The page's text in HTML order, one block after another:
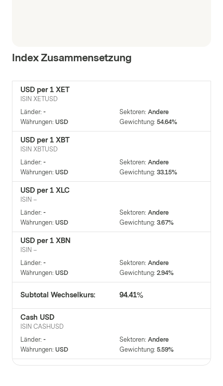
Index Zusammensetzung
USD per 1 XET
ISIN XETUSD
Länder: - Sektoren: Andere
Währungen: USD Gewichtung: 54.64%
USD per 1 XBT
ISIN XBTUSD
Länder: - Sektoren: Andere
Währungen: USD Gewichtung: 33.15%
USD per 1 XLC
ISIN –
Länder: - Sektoren: Andere
Währungen: USD Gewichtung: 3.67%
USD per 1 XBN
ISIN –
Länder: - Sektoren: Andere
Währungen: USD Gewichtung: 2.94%
Subtotal Wechselkurs: 94.41%
Cash USD
ISIN CASHUSD
Länder: - Sektoren: Andere
Währungen: USD Gewichtung: 5.59%